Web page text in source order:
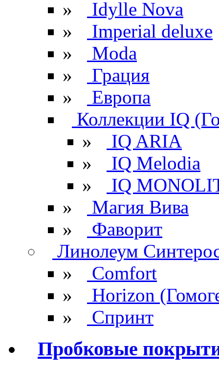
»
Idylle Nova
»
Imperial deluxe
»
Moda
»
Грация
»
Европа
Коллекции IQ
»
IQ ARIA
»
IQ Melodia
»
IQ
»
Магия Вива
»
Фаворит
Линолеум
»
Comfort
»
Horizon
»
Спринт
Пробковые